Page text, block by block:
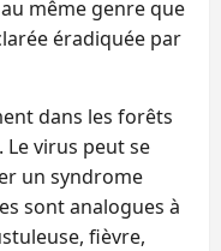
même genre que
éradiquée par
dans les forêts
Le virus peut se
un syndrome
sont analogues à
fièvre,